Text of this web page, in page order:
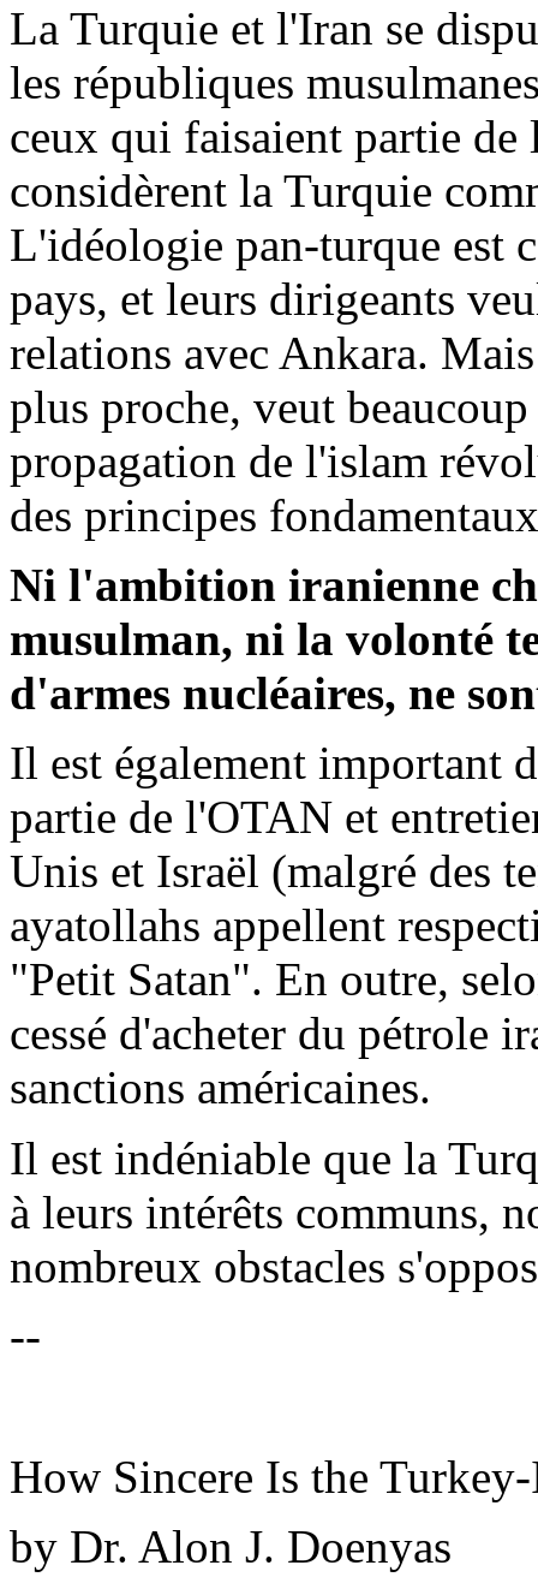
La Turquie et l'Iran se
les républiques
ceux qui faisaient partie
considèrent la Turquie
L'idéologie pan-turque est
pays, et leurs dirigeants
relations avec Ankara.
plus proche, veut
propagation de l'islam
des principes
Ni l'ambition iranienne
musulman, ni la volonté
d'armes nucléaires, ne
Il est également important
partie de l'OTAN et
Unis et Israël (malgré des
ayatollahs appellent
"Petit Satan". En outre,
cessé d'acheter du pétrole
sanctions américaines.
Il est indéniable que la
à leurs intérêts communs,
nombreux obstacles
--
How Sincere Is the
by Dr. Alon J. Doenyas